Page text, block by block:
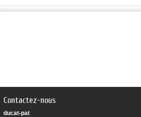
Contactez-nous
ducat-pat